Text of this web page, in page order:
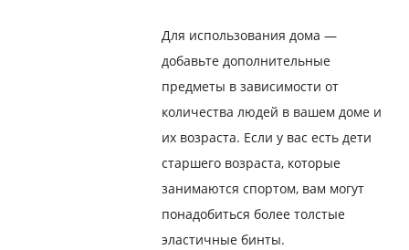
Для использования дома —
добавьте дополнительные
предметы в зависимости от
количества людей в вашем доме и
их возраста. Если у вас есть дети
старшего возраста, которые
занимаются спортом, вам могут
понадобиться более толстые
эластичные бинты.